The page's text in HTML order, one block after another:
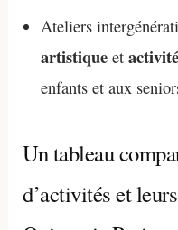
Ateliers
artistique et
enfants et aux
Un tableau
d’activités et